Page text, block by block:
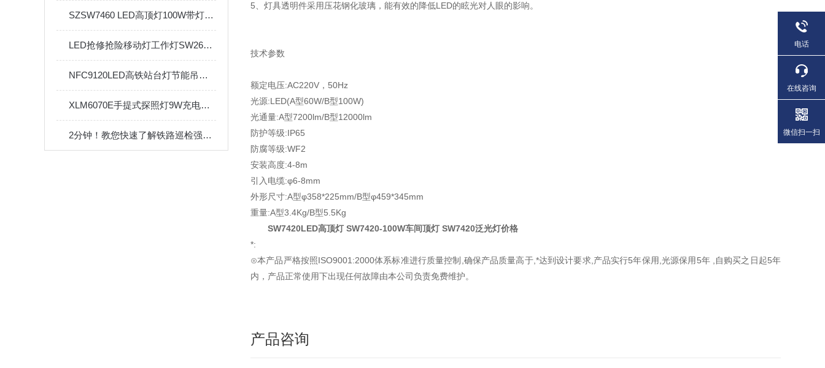
SZSW7460 LED高顶灯100W带灯罩防水防尘防腐圆形泛光灯
LED抢修抢险移动灯工作灯SW2600便携式升降防汛应急
NFC9120LED高铁站台灯节能吊杆灯NFC9129站台候车室售票厅筒灯
XLM6070E手提式探照灯9W充电式电量显示
2分钟！教您快速了解铁路巡检强光手电筒
5、灯具透明件采用压花钢化玻璃，能有效的降低LED的眩光对人眼的影响。
技术参数
额定电压:AC220V，50Hz
光源:LED(A型60W/B型100W)
光通量:A型7200lm/B型12000lm
防护等级:IP65
防腐等级:WF2
安装高度:4-8m
引入电缆:φ6-8mm
外形尺寸:A型φ358*225mm/B型φ459*345mm
重量:A型3.4Kg/B型5.5Kg
SW7420LED高顶灯 SW7420-100W车间顶灯 SW7420泛光灯价格
*:
⊙本产品严格按照ISO9001:2000体系标准进行质量控制,确保产品质量高于,*达到设计要求,产品实行5年保用,光源保用5年 ,自购买之日起5年
内，产品正常使用下出现任何故障由本公司负责免费维护。
产品咨询
电话
在线咨询
微信扫一扫